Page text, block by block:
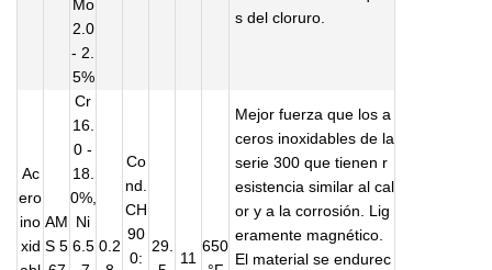
Mo
2.0
- 2.
5%
s del cloruro.
Ac
ero
ino
xid
AM
S 5
Cr
16.
0 -
18.
0%,
Ni
6.5 0.2
Co
nd.
CH
90
0:
29.
11
650
Mejor fuerza que los a
ceros inoxidables de la
serie 300 que tienen r
esistencia similar al cal
or y a la corrosión. Lig
eramente magnético.
El material se endurec